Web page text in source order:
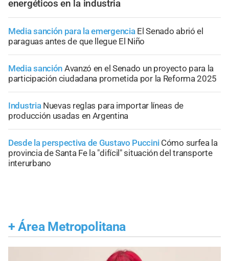
energéticos en la industria
Media sanción para la emergencia El Senado abrió el
paraguas antes de que llegue El Niño
Media sanción Avanzó en el Senado un proyecto para la
participación ciudadana prometida por la Reforma 2025
Industria Nuevas reglas para importar líneas de
producción usadas en Argentina
Desde la perspectiva de Gustavo Puccini Cómo surfea la
provincia de Santa Fe la "difícil" situación del transporte
interurbano
+ Área Metropolitana